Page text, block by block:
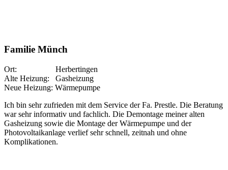
Familie Münch
Ort: Herbertingen
Alte Heizung: Gasheizung
Neue Heizung: Wärmepumpe
Ich bin sehr zufrieden mit dem Service der Fa. Prestle. Die Beratung
war sehr informativ und fachlich. Die Demontage meiner alten
Gasheizung sowie die Montage der Wärmepumpe und der
Photovoltaikanlage verlief sehr schnell, zeitnah und ohne
Komplikationen.